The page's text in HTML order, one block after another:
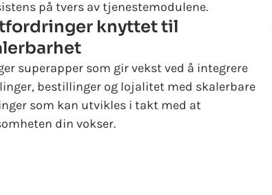
på tvers av tjenestemodulene.
knyttet til
superapper som gir vekst ved å integrere
bestillinger og lojalitet med skalerbare
som kan utvikles i takt med at
din vokser.